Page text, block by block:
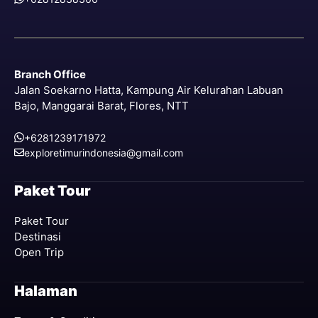
Branch Office
Jalan Soekarno Hatta, Kampung Air Kelurahan Labuan
Bajo, Manggarai Barat, Flores, NTT
+6281239171972
exploretimurindonesia@gmail.com
Paket Tour
Paket Tour
Destinasi
Open Trip
Halaman